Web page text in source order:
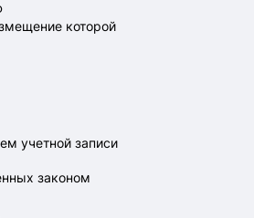
которой
учетной записи
законом